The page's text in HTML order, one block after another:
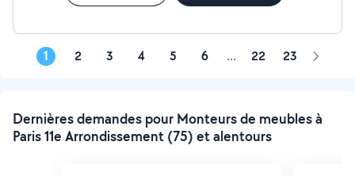
1 2 3 4 5 6 ... 22 23 Page
Dernières demandes pour Monteurs de meubles à
Paris 11e Arrondissement (75) et alentours